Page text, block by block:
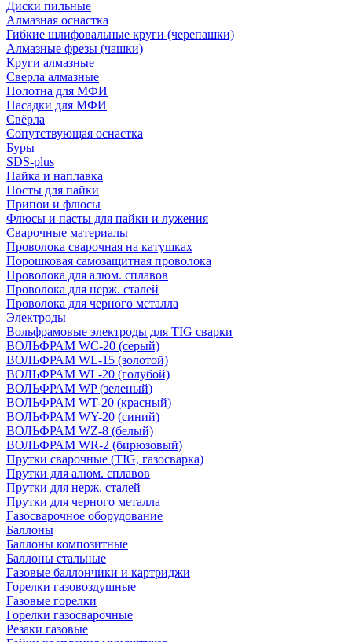
Диски пильные
Алмазная оснастка
Гибкие шлифовальные круги (черепашки)
Алмазные фрезы (чашки)
Круги алмазные
Сверла алмазные
Полотна для МФИ
Насадки для МФИ
Свёрла
Сопутствующая оснастка
Буры
SDS-plus
Пайка и наплавка
Посты для пайки
Припои и флюсы
Флюсы и пасты для пайки и лужения
Сварочные материалы
Проволока сварочная на катушках
Порошковая самозащитная проволока
Проволока для алюм. сплавов
Проволока для нерж. сталей
Проволока для черного металла
Электроды
Вольфрамовые электроды для TIG сварки
ВОЛЬФРАМ WC-20 (серый)
ВОЛЬФРАМ WL-15 (золотой)
ВОЛЬФРАМ WL-20 (голубой)
ВОЛЬФРАМ WP (зеленый)
ВОЛЬФРАМ WT-20 (красный)
ВОЛЬФРАМ WY-20 (синий)
ВОЛЬФРАМ WZ-8 (белый)
ВОЛЬФРАМ WR-2 (бирюзовый)
Прутки сварочные (TIG, газосварка)
Прутки для алюм. сплавов
Прутки для нерж. сталей
Прутки для черного металла
Газосварочное оборудование
Баллоны
Баллоны композитные
Баллоны стальные
Газовые баллончики и картриджи
Горелки газовоздушные
Газовые горелки
Горелки газосварочные
Резаки газовые